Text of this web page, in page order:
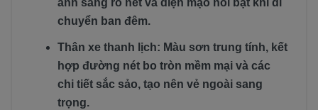
ánh sáng rõ nét và diện mạo nổi bật khi di
chuyển ban đêm.
Thân xe thanh lịch: Màu sơn trung tính, kết
hợp đường nét bo tròn mềm mại và các
chi tiết sắc sảo, tạo nên vẻ ngoài sang
trọng.